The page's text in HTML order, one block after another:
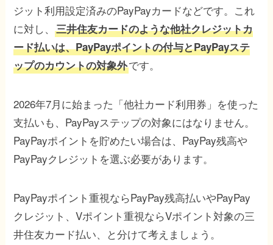
ジット利用設定済みのPayPayカードなどです。これ
に対し、三井住友カードのような他社クレジットカ
ード払いは、PayPayポイントの付与とPayPayステ
ップのカウントの対象外です。
2026年7月に始まった「他社カード利用券」を使った
支払いも、PayPayステップの対象にはなりません。
PayPayポイントを貯めたい場合は、PayPay残高や
PayPayクレジットを選ぶ必要があります。
PayPayポイント重視ならPayPay残高払いやPayPay
クレジット、Vポイント重視ならVポイント対象の三
井住友カード払い、と分けて考えましょう。